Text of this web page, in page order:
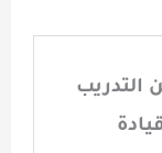
التدريب